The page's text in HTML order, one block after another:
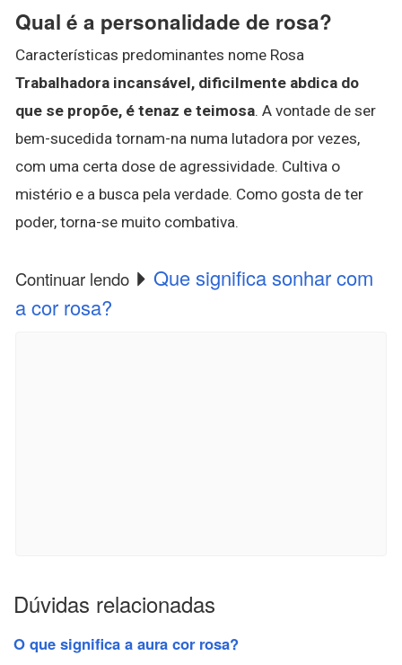
Qual é a personalidade de rosa?
Características predominantes nome Rosa
Trabalhadora incansável, dificilmente abdica do
que se propõe, é tenaz e teimosa. A vontade de ser
bem-sucedida tornam-na numa lutadora por vezes,
com uma certa dose de agressividade. Cultiva o
mistério e a busca pela verdade. Como gosta de ter
poder, torna-se muito combativa.
Continuar lendo
Que significa sonhar com
a cor rosa?
Dúvidas relacionadas
O que significa a aura cor rosa?